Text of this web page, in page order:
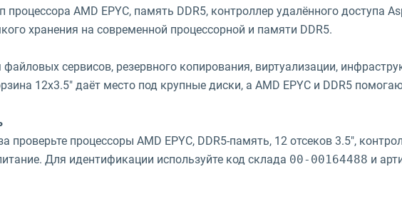
процессора AMD EPYC, память DDR5, контроллер удалённого доступа
хранения на современной процессорной и памяти DDR5.
сервисов, резервного копирования, виртуализации,
12x3.5" даёт место под крупные диски, а AMD EPYC и DDR5
процессоры AMD EPYC, DDR5-память, 12 отсеков 3.5",
Для идентификации используйте код склада 00-00164488 и